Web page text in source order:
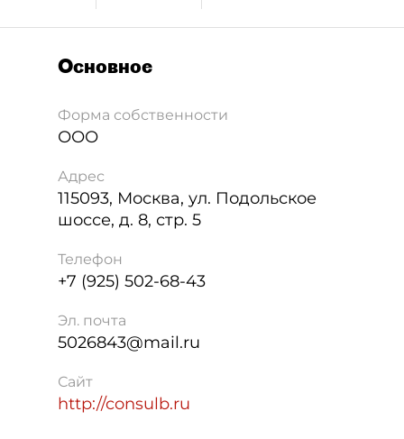
Основное
Форма собственности
ООО
Адрес
115093, Москва, ул. Подольское
шоссе, д. 8, стр. 5
Телефон
+7 (925) 502-68-43
Эл. почта
5026843@mail.ru
Сайт
http://consulb.ru